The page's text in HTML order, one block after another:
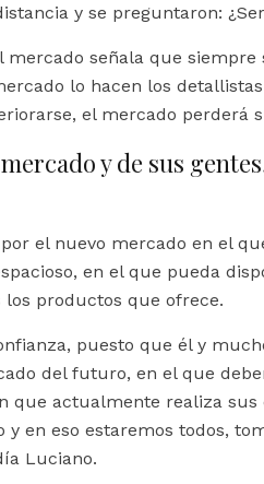
y se preguntaron:
señala que siempre
lo hacen los
el mercado perderá
y de sus
el nuevo mercado en el
en el que pueda
productos que ofrece.
puesto que él y
del futuro, en el que
que actualmente realiza sus
en eso estaremos todos,
Luciano.